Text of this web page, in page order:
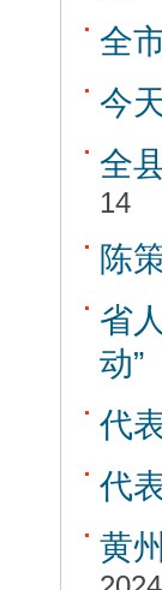
全
今
全
14
陈
省
动”
代
代
黄